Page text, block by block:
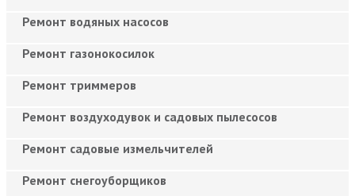
Ремонт водяных насосов
Ремонт газонокосилок
Ремонт триммеров
Ремонт воздуходувок и садовых пылесосов
Ремонт садовые измельчителей
Ремонт снегоуборщиков